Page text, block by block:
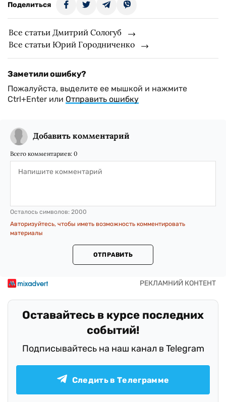
Поделиться
Все статьи Дмитрий Сологуб
Все статьи Юрий Городниченко
Заметили ошибку?
Пожалуйста, выделите ее мышкой и нажмите
Ctrl+Enter или Отправить ошибку
Добавить комментарий
Всего комментариев: 0
Осталось символов: 2000
Авторизуйтесь, чтобы иметь возможность комментировать
материалы
ОТПРАВИТЬ
Оставайтесь в курсе последних
событий!
Подписывайтесь на наш канал в Telegram
Следить в Телеграмме